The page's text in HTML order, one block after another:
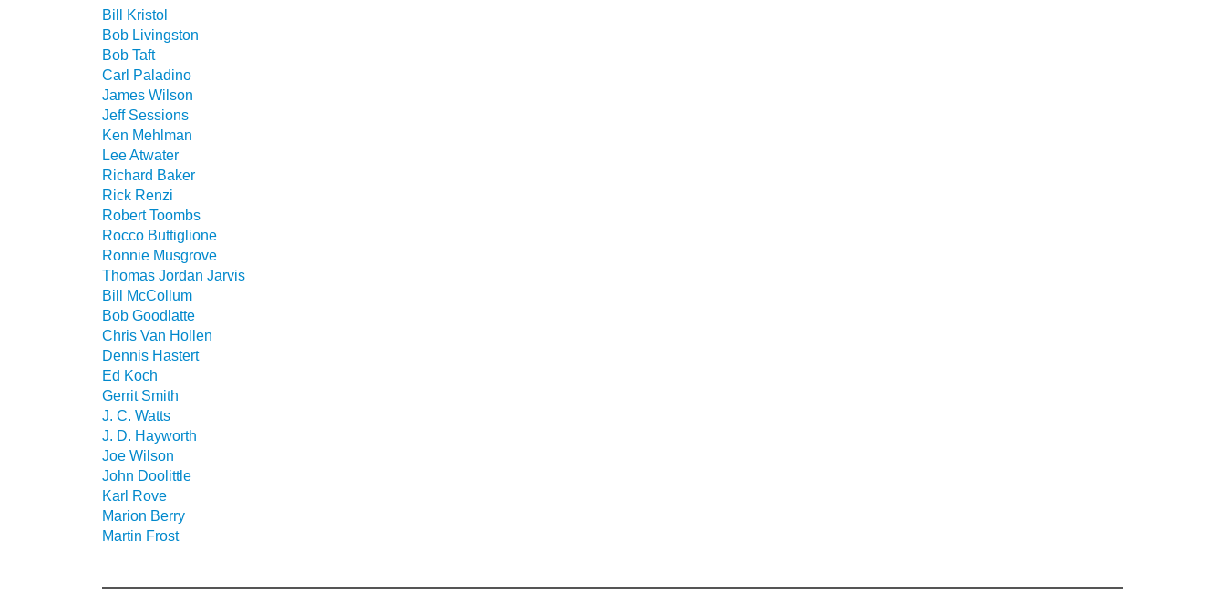
Bill Kristol
Bob Livingston
Bob Taft
Carl Paladino
James Wilson
Jeff Sessions
Ken Mehlman
Lee Atwater
Richard Baker
Rick Renzi
Robert Toombs
Rocco Buttiglione
Ronnie Musgrove
Thomas Jordan Jarvis
Bill McCollum
Bob Goodlatte
Chris Van Hollen
Dennis Hastert
Ed Koch
Gerrit Smith
J. C. Watts
J. D. Hayworth
Joe Wilson
John Doolittle
Karl Rove
Marion Berry
Martin Frost